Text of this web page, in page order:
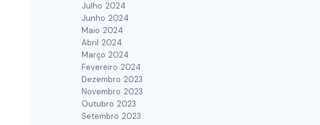
Julho 2024
Junho 2024
Maio 2024
Abril 2024
Março 2024
Fevereiro 2024
Dezembro 2023
Novembro 2023
Outubro 2023
Setembro 2023